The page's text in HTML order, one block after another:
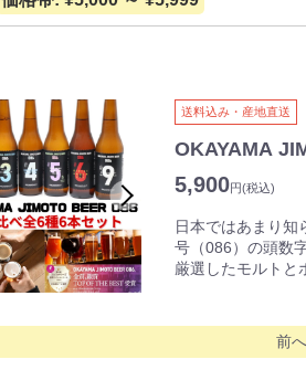
送料込み・産地直送
OKAYAMA
5,900円(税込)
日本ではあまり知
号（086）の頭数
厳選したモルトと
＃2 OKAYAMA
岡山市をイメー
前へ